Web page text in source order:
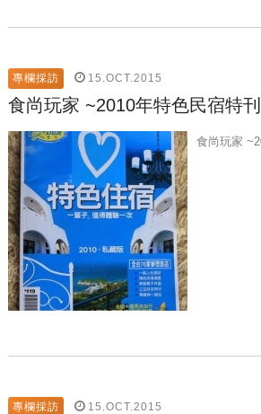
專欄採訪 15.OCT.2015
食尚玩家 ~2010年特色民宿特刊
食尚玩家
專欄採訪 15.OCT.2015